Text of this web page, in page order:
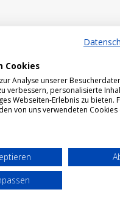
Cookies
Analyse unserer
verbessern, personalisierte
Webseiten-Erlebnis zu bieten.
von uns verwendeten Cookies